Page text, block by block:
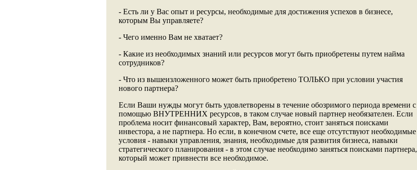
- Есть ли у Вас опыт и ресурсы, необходимые для достижения успехов в бизнесе,
которым Вы управляете?
- Чего именно Вам не хватает?
- Какие из необходимых знаний или ресурсов могут быть приобретены путем найма
сотрудников?
- Что из вышеизложенного может быть приобретено ТОЛЬКО при условии участия
нового партнера?
Если Ваши нужды могут быть удовлетворены в течение обозримого периода времени с
помощью ВНУТРЕННИХ ресурсов, в таком случае новый партнер необязателен. Если
проблема носит финансовый характер, Вам, вероятно, стоит заняться поисками
инвестора, а не партнера. Но если, в конечном счете, все еще отсутствуют необходимые
условия - навыки управления, знания, необходимые для развития бизнеса, навыки
стратегического планирования - в этом случае необходимо заняться поисками партнера,
который может привнести все необходимое.